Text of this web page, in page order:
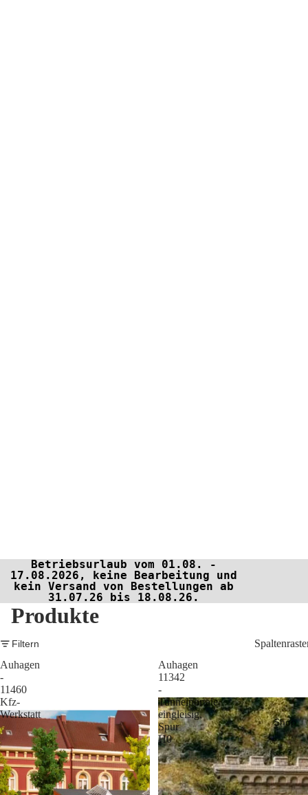
Shop
Betriebsurlaub vom 01.08. -
17.08.2026, keine Bearbeitung und
kein Versand von Bestellungen ab
31.07.26 bis 18.08.26.
Produkte
Filtern
Auhagen
-
11460
Kfz-
Werkstatt
Auhagen
11342
-
Tunnelportale
eingleisig,
Spur
H0